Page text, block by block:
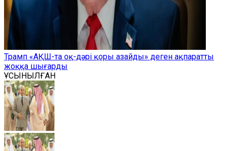
Трамп «АҚШ-та оқ-дәрі қоры азайды» деген ақпаратты
жоққа шығарды
ҰСЫНЫЛҒАН